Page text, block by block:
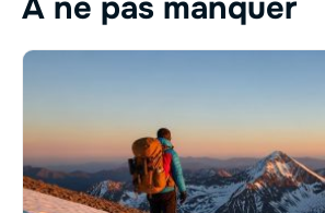
À ne pas manquer